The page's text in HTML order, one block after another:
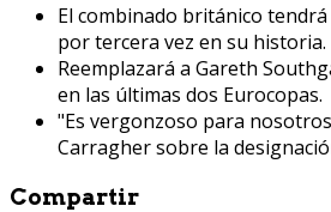
El combinado británico
por tercera vez en su historia.
Reemplazará a Gareth
en las últimas dos Eurocopas.
"Es vergonzoso para
Carragher sobre la
Compartir